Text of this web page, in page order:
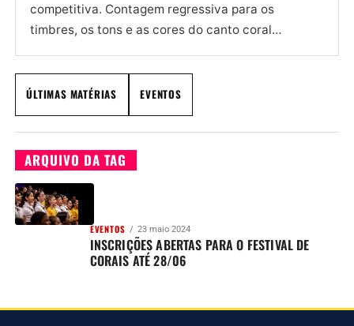
competitiva. Contagem regressiva para os
timbres, os tons e as cores do canto coral
ÚLTIMAS MATÉRIAS EVENTOS
ARQUIVO DA TAG
EVENTOS 23 maio 2024
INSCRIÇÕES ABERTAS PARA O FESTIVAL DE
CORAIS ATÉ 28/06